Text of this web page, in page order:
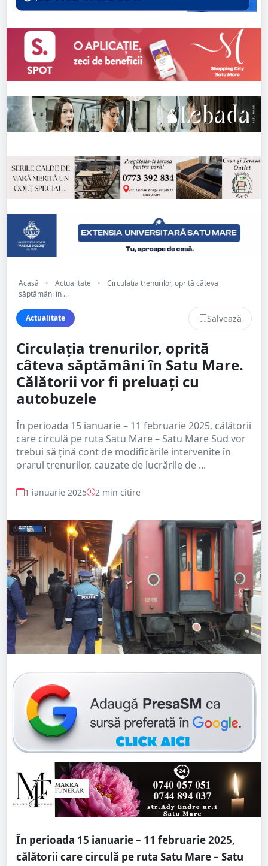
Acasă • Actualitate •
Circulația trenurilor, oprită câteva
săptămâni în ...
Actualitate Salvează
Circulația trenurilor, oprită
câteva săptămâni în Satu Mare.
Călătorii vor fi preluați cu
autobuzele
În perioada 15 ianuarie – 11 februarie 2025, călătorii
care circulă pe ruta Satu Mare – Satu Mare Sud vor
trebui să țină cont de modificările intervenite în
orarul trenurilor, cauzate de lucrările de ...
1 ianuarie 2025 2 min citire
În perioada 15 ianuarie – 11 februarie 2025,
călătorii care circulă pe ruta Satu Mare – Satu